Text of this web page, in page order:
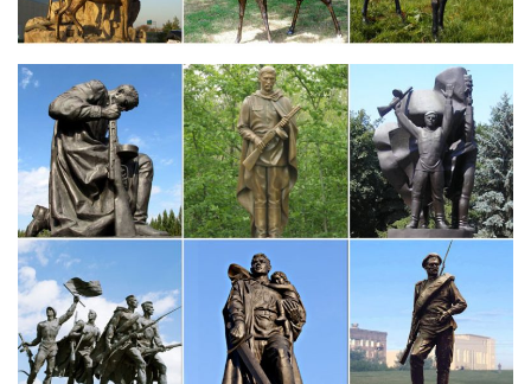
Вид: Список Сетка. Купить.Собака чау – чау (ЛФЗ). Из серии
фарфоровые статуэтки СССР 1960 годов.Ряды фигурок
изысканных форм и размеров в большом количестве
украшали комоды и каминные полки.
Статуэтка – это… Что такое Статуэтка?
Археологические артефакты по типу. Виды скульптуры.
Статуэтки.статуэтка — СТАТУЭТКА, и, мн род. ток, дат. ткам, ж
Произведение изобразительного искусства, представляющее
собой скульптурное изображение небольшого размера,
служащее комнатным украшением.
Фарфор, фаянс, керамика Европейские статуэтки и
скульптуры…
Дата завершения (от меньшей) Дата завершения (от большей)